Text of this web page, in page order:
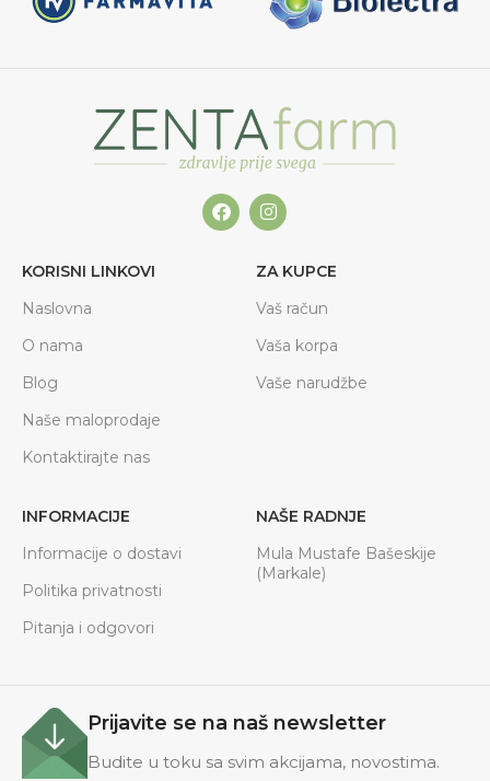
KORISNI LINKOVI
Naslovna
O nama
Blog
Naše maloprodaje
Kontaktirajte nas
ZA KUPCE
Vaš račun
Vaša korpa
Vaše narudžbe
INFORMACIJE
Informacije o dostavi
Politika privatnosti
Pitanja i odgovori
NAŠE RADNJE
Mula Mustafe Bašeskije
(Markale)
Prijavite se na naš newsletter
Budite u toku sa svim akcijama, novostima.